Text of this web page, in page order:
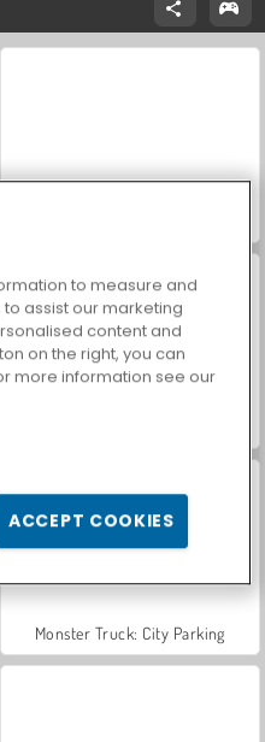
Monster Truck: City Parking
to measure and
assist our marketing
content and
on the right, you can
more information see our
ACCEPT COOKIES